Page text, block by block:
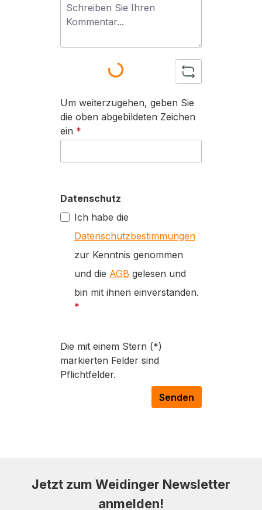
Loading...
Um weiterzugehen, geben Sie
die oben abgebildeten Zeichen
ein *
Datenschutz
Ich habe die
Datenschutzbestimmungen
zur Kenntnis genommen
und die AGB gelesen und
bin mit ihnen einverstanden.
*
Die mit einem Stern (*)
markierten Felder sind
Pflichtfelder.
Senden
Jetzt zum Weidinger Newsletter
anmelden!